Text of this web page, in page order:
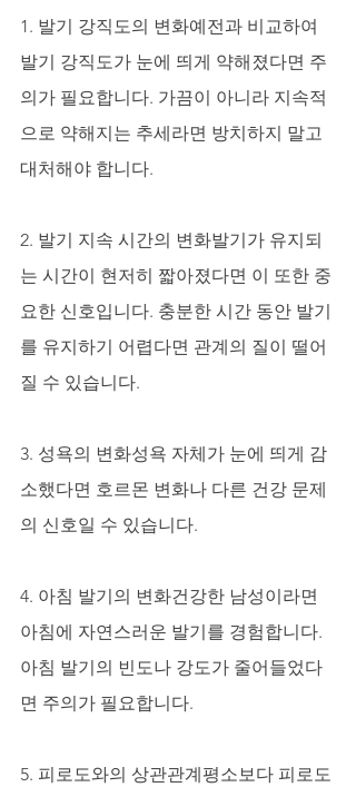
1. 발기 강직도의 변화예전과 비교하여
발기 강직도가 눈에 띄게 약해졌다면 주
의가 필요합니다. 가끔이 아니라 지속적
으로 약해지는 추세라면 방치하지 말고
대처해야 합니다.
2. 발기 지속 시간의 변화발기가 유지되
는 시간이 현저히 짧아졌다면 이 또한 중
요한 신호입니다. 충분한 시간 동안 발기
를 유지하기 어렵다면 관계의 질이 떨어
질 수 있습니다.
3. 성욕의 변화성욕 자체가 눈에 띄게 감
소했다면 호르몬 변화나 다른 건강 문제
의 신호일 수 있습니다.
4. 아침 발기의 변화건강한 남성이라면
아침에 자연스러운 발기를 경험합니다.
아침 발기의 빈도나 강도가 줄어들었다
면 주의가 필요합니다.
5. 피로도와의 상관관계평소보다 피로도